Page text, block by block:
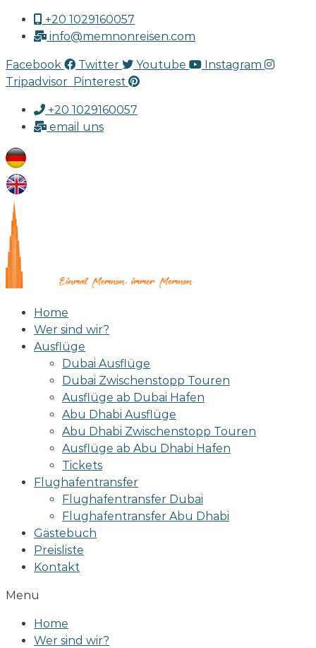
+20 1029160057
info@memnonreisen.com
Facebook Twitter Youtube
Instagram
Tripadvisor Pinterest
+20 1029160057
email uns
Home
Wer sind wir?
Ausflüge
Dubai Ausflüge
Dubai Zwischenstopp Touren
Ausflüge ab Dubai Hafen
Abu Dhabi Ausflüge
Abu Dhabi Zwischenstopp Touren
Ausflüge ab Abu Dhabi Hafen
Tickets
Flughafentransfer
Flughafentransfer Dubai
Flughafentransfer Abu Dhabi
Gästebuch
Preisliste
Kontakt
Menu
Home
Wer sind wir?